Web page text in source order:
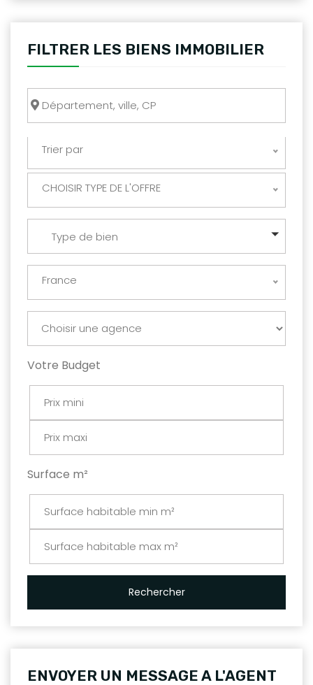
FILTRER LES BIENS IMMOBILIER
Trier par
CHOISIR TYPE DE L'OFFRE
Type de bien
France
Votre Budget
Surface m²
Rechercher
ENVOYER UN MESSAGE A L'AGENT